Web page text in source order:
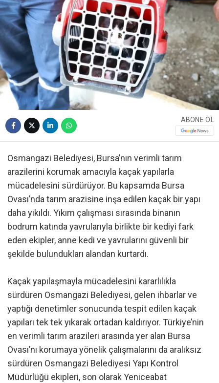
ABONE OL
Osmangazi Belediyesi, Bursa’nın verimli tarım
arazilerini korumak amacıyla kaçak yapılarla
mücadelesini sürdürüyor. Bu kapsamda Bursa
Ovası’nda tarım arazisine inşa edilen kaçak bir yapı
daha yıkıldı. Yıkım çalışması sırasında binanın
bodrum katında yavrularıyla birlikte bir kediyi fark
eden ekipler, anne kedi ve yavrularını güvenli bir
şekilde bulundukları alandan kurtardı.
Kaçak yapılaşmayla mücadelesini kararlılıkla
sürdüren Osmangazi Belediyesi, gelen ihbarlar ve
yaptığı denetimler sonucunda tespit edilen kaçak
yapıları tek tek yıkarak ortadan kaldırıyor. Türkiye’nin
en verimli tarım arazileri arasında yer alan Bursa
Ovası’nı korumaya yönelik çalışmalarını da aralıksız
sürdüren Osmangazi Belediyesi Yapı Kontrol
Müdürlüğü ekipleri, son olarak Yeniceabat